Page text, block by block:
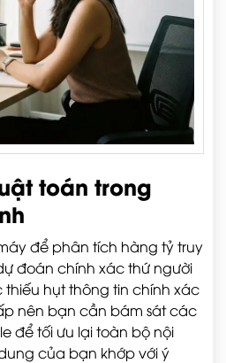
toán trong
để phân tích hàng tỷ truy
đoán chính xác thứ người
hụt thông tin chính xác
nên bạn cần bám sát các
để tối ưu lại toàn bộ nội
của bạn khớp với ý